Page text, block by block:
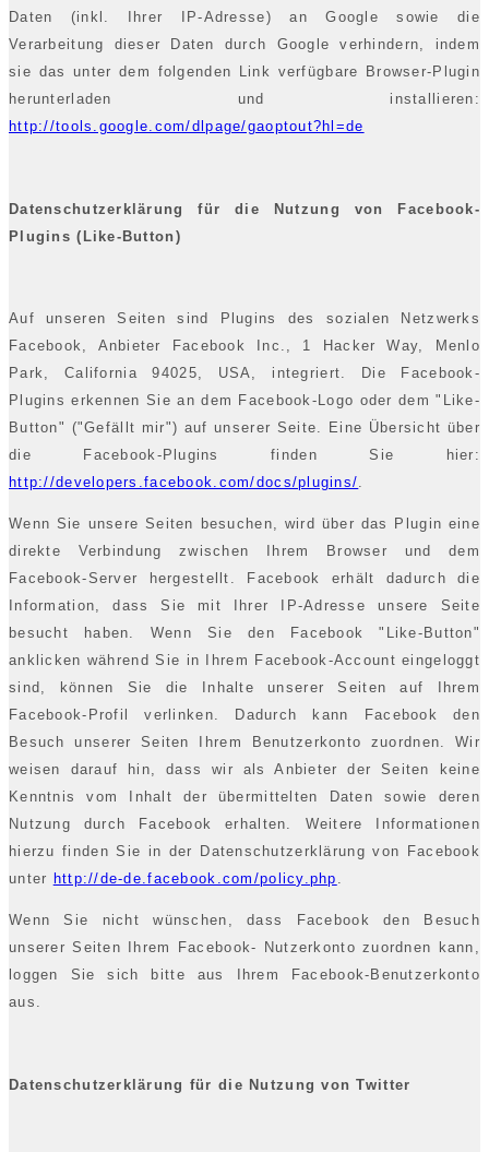
Daten (inkl. Ihrer IP-Adresse) an Google sowie die
Verarbeitung dieser Daten durch Google verhindern, indem
sie das unter dem folgenden Link verfügbare Browser-Plugin
herunterladen und installieren:
http://tools.google.com/dlpage/gaoptout?hl=de
Datenschutzerklärung für die Nutzung von Facebook-
Plugins (Like-Button)
Auf unseren Seiten sind Plugins des sozialen Netzwerks
Facebook, Anbieter Facebook Inc., 1 Hacker Way, Menlo
Park, California 94025, USA, integriert. Die Facebook-
Plugins erkennen Sie an dem Facebook-Logo oder dem "Like-
Button" ("Gefällt mir") auf unserer Seite. Eine Übersicht über
die Facebook-Plugins finden Sie hier:
http://developers.facebook.com/docs/plugins/.
Wenn Sie unsere Seiten besuchen, wird über das Plugin eine
direkte Verbindung zwischen Ihrem Browser und dem
Facebook-Server hergestellt. Facebook erhält dadurch die
Information, dass Sie mit Ihrer IP-Adresse unsere Seite
besucht haben. Wenn Sie den Facebook "Like-Button"
anklicken während Sie in Ihrem Facebook-Account eingeloggt
sind, können Sie die Inhalte unserer Seiten auf Ihrem
Facebook-Profil verlinken. Dadurch kann Facebook den
Besuch unserer Seiten Ihrem Benutzerkonto zuordnen. Wir
weisen darauf hin, dass wir als Anbieter der Seiten keine
Kenntnis vom Inhalt der übermittelten Daten sowie deren
Nutzung durch Facebook erhalten. Weitere Informationen
hierzu finden Sie in der Datenschutzerklärung von Facebook
unter http://de-de.facebook.com/policy.php .
Wenn Sie nicht wünschen, dass Facebook den Besuch
unserer Seiten Ihrem Facebook- Nutzerkonto zuordnen kann,
loggen Sie sich bitte aus Ihrem Facebook-Benutzerkonto
aus.
Datenschutzerklärung für die Nutzung von Twitter